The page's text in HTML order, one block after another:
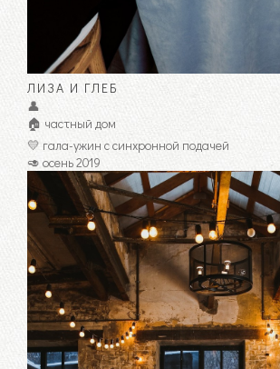
ЛИЗА И ГЛЕБ
👤
🏠 частный дом
💛 гала-ужин с синхронной подачей
🥑 осень 2019